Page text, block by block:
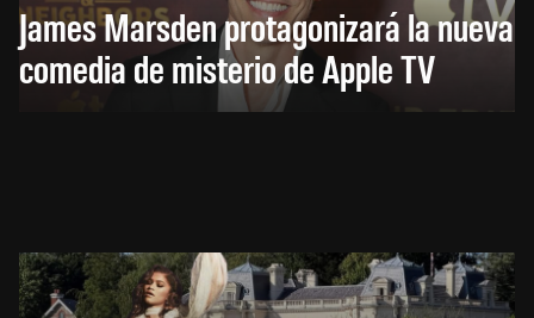
James Marsden protagonizará la nueva
comedia de misterio de Apple TV